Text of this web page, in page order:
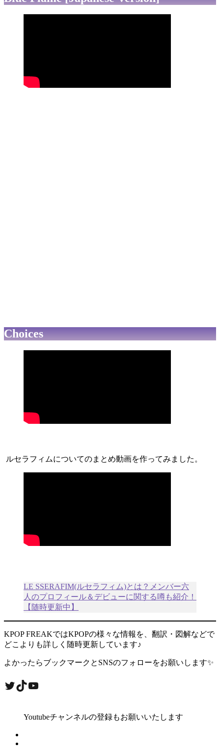
Choices
ルセラフィムについてのまとめ動画を作ってみました。
LE SSERAFIM(ルセラフィム)とは？メンバー六
人のプロフィール＆デビューに関する噂も紹介！
【随時更新中】
KPOP FREAKではKPOPの様々な情報を、翻訳・図解などで
どこよりも詳しく随時更新しています♪
よかったらブックマークとSNSのフォローをお願いします✨
Twitter
TikTok
YouTube
Youtubeチャンネルの登録もお願いいたします